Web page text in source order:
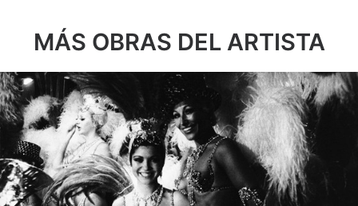
MÁS OBRAS DEL ARTISTA